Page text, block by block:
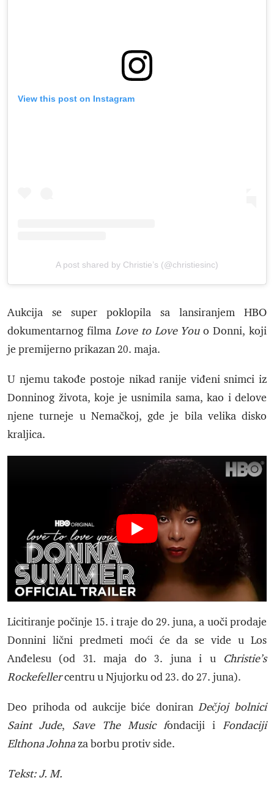
View this post on Instagram
A post shared by Christie’s (@christiesinc)
Aukcija se super poklopila sa lansiranjem HBO
dokumentarnog filma Love to Love Youo Donni, koji
je premijerno prikazan 20. maja.
U njemu takođe postoje nikad ranije viđeni snimci iz
Donninog života, koje je usnimila sama, kao i delove
njene turneje u Nemačkoj, gde je bila velika disko
kraljica.
Licitiranje počinje 15. i traje do 29. juna, a uoči prodaje
Donnini lični predmeti moći će da se vide u Los
Anđelesu (od 31. maja do 3. juna i u Christie’s
Rockefellercentru u Njujorku od 23. do 27. juna).
Deo prihoda od aukcije biće doniranDečjoj bolnici
Saint Jude, Save The Music fondaciji i Fondaciji
Elthona Johnaza borbu protiv side.
Tekst: J. M.